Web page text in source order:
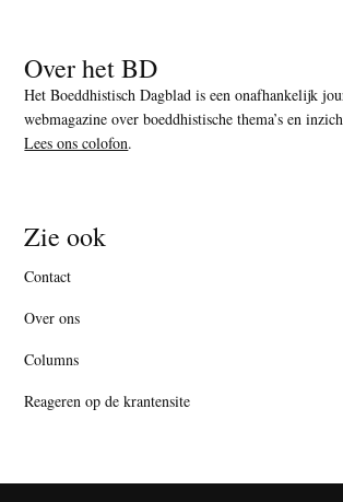
Over het BD
Het Boeddhistisch Dagblad is een onafhankelijk
webmagazine over boeddhistische thema’s en
Lees ons colofon.
Zie ook
Contact
Over ons
Columns
Reageren op de krantensite